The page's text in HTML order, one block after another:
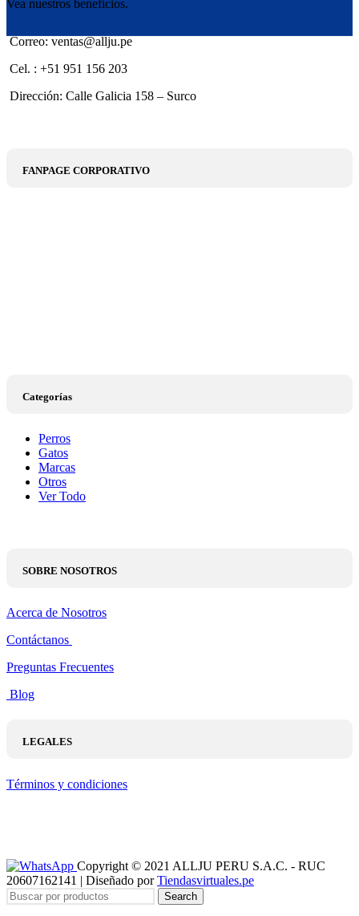
Vea nuestros beneficios.
Correo: ventas@allju.pe
Cel. : +51 951 156 203
Dirección: Calle Galicia 158 – Surco
FANPAGE CORPORATIVO
Categorías
Perros
Gatos
Marcas
Otros
Ver Todo
SOBRE NOSOTROS
Acerca de Nosotros
Contáctanos
Preguntas Frecuentes
Blog
LEGALES
Términos y condiciones
Copyright © 2021 ALLJU PERU S.A.C. - RUC
20607162141 | Diseñado porTiendasvirtuales.pe
Search